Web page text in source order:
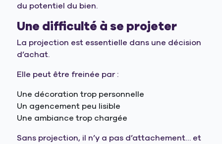
du potentiel du bien.
Une difficulté à se projeter
La projection est essentielle dans une décision
d’achat.
Elle peut être freinée par :
Une décoration trop personnelle
Un agencement peu lisible
Une ambiance trop chargée
Sans projection, il n’y a pas d’attachement… et